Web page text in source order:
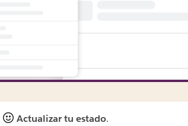
Actualizar tu estado.